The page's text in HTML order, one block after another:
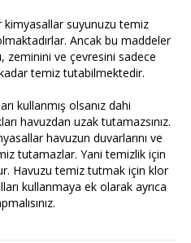
suyunuzu temiz
Ancak bu maddeler
zeminini ve çevresini sadece
temiz tutabilmektedir.
kullanmış olsanız dahi
havuzdan uzak tutamazsınız.
havuzun duvarlarını ve
tutamazlar. Yani temizlik için
Havuzu temiz tutmak için klor
kullanmaya ek olarak ayrıca